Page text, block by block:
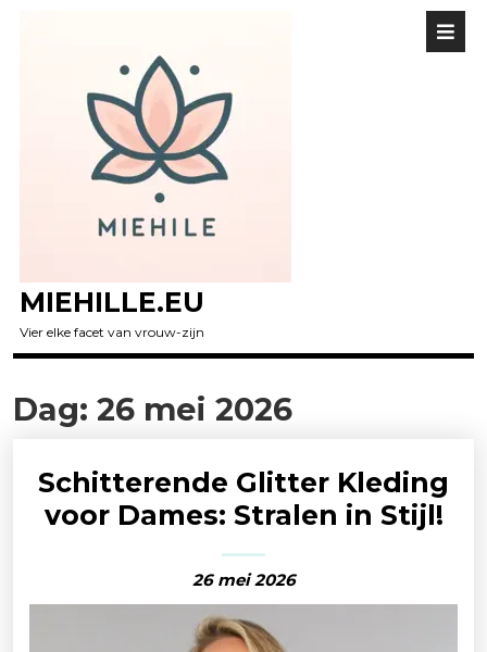
MIEHILLE.EU
Vier elke facet van vrouw-zijn
Dag: 26 mei 2026
Schitterende Glitter Kleding
voor Dames: Stralen in Stijl!
26 mei 2026